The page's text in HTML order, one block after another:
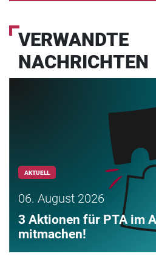
VERWANDTE
NACHRICHTEN
AKTUELL
06. August 2026
3 Aktionen für PTA im
mitmachen!